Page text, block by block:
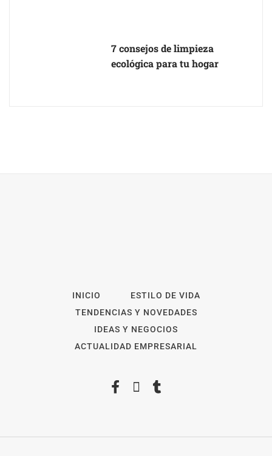
7 consejos de limpieza
ecológica para tu hogar
INICIO
ESTILO DE VIDA
TENDENCIAS Y NOVEDADES
IDEAS Y NEGOCIOS
ACTUALIDAD EMPRESARIAL